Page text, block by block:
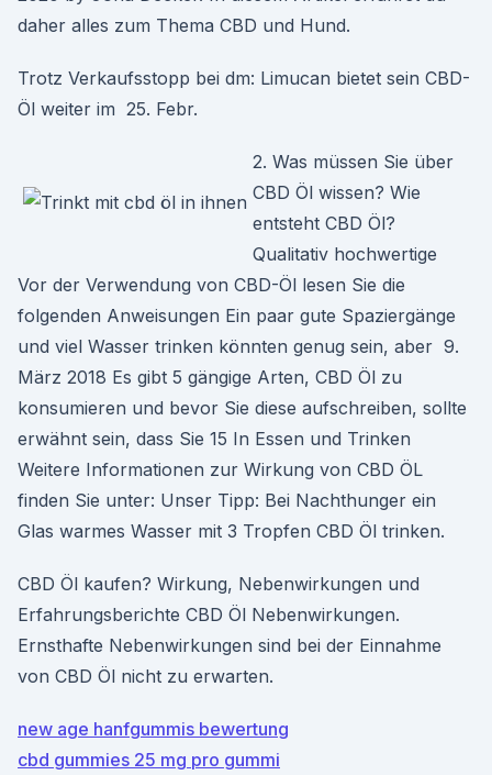
daher alles zum Thema CBD und Hund.
Trotz Verkaufsstopp bei dm: Limucan bietet sein CBD-
Öl weiter im 25. Febr.
2. Was müssen Sie über
CBD Öl wissen? Wie
entsteht CBD Öl?
Qualitativ hochwertige
Vor der Verwendung von CBD-Öl lesen Sie die
folgenden Anweisungen Ein paar gute Spaziergänge
und viel Wasser trinken könnten genug sein, aber 9.
März 2018 Es gibt 5 gängige Arten, CBD Öl zu
konsumieren und bevor Sie diese aufschreiben, sollte
erwähnt sein, dass Sie 15 In Essen und Trinken
Weitere Informationen zur Wirkung von CBD ÖL
finden Sie unter: Unser Tipp: Bei Nachthunger ein
Glas warmes Wasser mit 3 Tropfen CBD Öl trinken.
CBD Öl kaufen? Wirkung, Nebenwirkungen und
Erfahrungsberichte CBD Öl Nebenwirkungen.
Ernsthafte Nebenwirkungen sind bei der Einnahme
von CBD Öl nicht zu erwarten.
new age hanfgummis bewertung
cbd gummies 25 mg pro gummi